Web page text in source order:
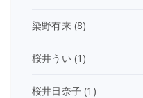
染野有来(8)
桜井うい (1)
桜井日奈子 (1)